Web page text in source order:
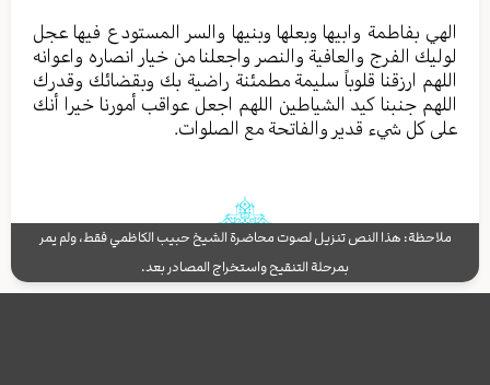
الهي بفاطمة وابيها وبعلها وبنيها والسر المستودع فيها عجل
لوليك الفرج والعافية والنصر واجعلنا من خيار انصاره واعوانه
اللهم ارزقنا قلوباً سليمة مطمئنة راضية بك وبقضائك وقدرك
اللهم جنبنا كيد الشياطين اللهم اجعل عواقب أمورنا خيرا أنك
على كل شيء قدير والفاتحة مع الصلوات.
ملاحظة: هذا النص تنزيل لصوت محاضرة الشيخ حبيب الكاظمي فقط، ولم يمر
بمرحلة التنقيح واستخراج المصادر بعد.